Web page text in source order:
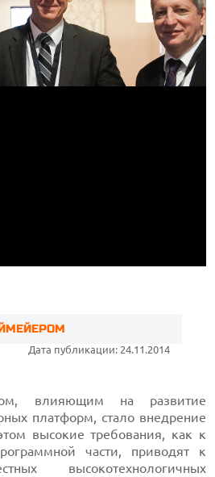
Дата публикации: 24.11.2014
влияющим на развитие
платформ, стало внедрение
высокие требования, как к
части, приводят к
высокотехнологичных